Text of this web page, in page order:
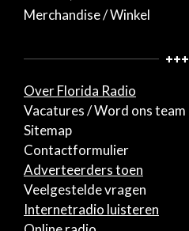
Merchandise / Winkel
+++
Over Florida Radio
Vacatures / Word ons team
Sitemap
Contactformulier
Adverteerders toen
Veelgestelde vragen
Internetradio luisteren